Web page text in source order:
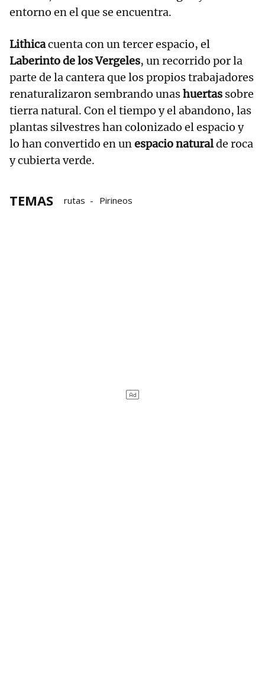
entorno en el que se encuentra.
Lithicacuenta con un tercer espacio, el
Laberinto de los Vergeles, un recorrido por la
parte de la cantera que los propios trabajadores
renaturalizaron sembrando unashuertas sobre
tierra natural. Con el tiempo y el abandono, las
plantas silvestres han colonizado el espacio y
lo han convertido en unespacio naturalde roca
y cubierta verde.
TEMAS rutas Pirineos